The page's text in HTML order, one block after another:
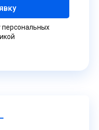
персональных